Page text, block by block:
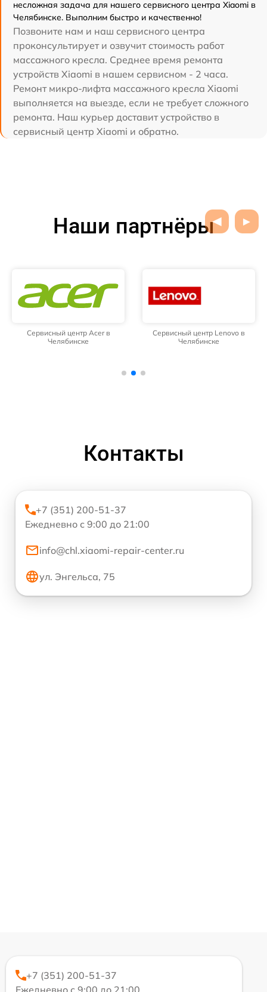
несложная задача для нашего сервисного центра Xiaomi в
Челябинске. Выполним быстро и качественно!
Позвоните нам и наш сервисного центра
проконсультирует и озвучит стоимость работ
массажного кресла. Среднее время ремонта
устройств Xiaomi в нашем сервисном - 2 часа.
Ремонт микро-лифта массажного кресла Xiaomi
выполняется на выезде, если не требует сложного
ремонта. Наш курьер доставит устройство в
сервисный центр Xiaomi и обратно.
Наши партнёры
Сервисный центр Acer в
Челябинске
Сервисный центр Lenovo в
Челябинске
Контакты
+7 (351) 200-51-37
Ежедневно с 9:00 до 21:00
info@chl.xiaomi-repair-center.ru
ул. Энгельса, 75
+7 (351) 200-51-37
Ежедневно с 9:00 до 21:00